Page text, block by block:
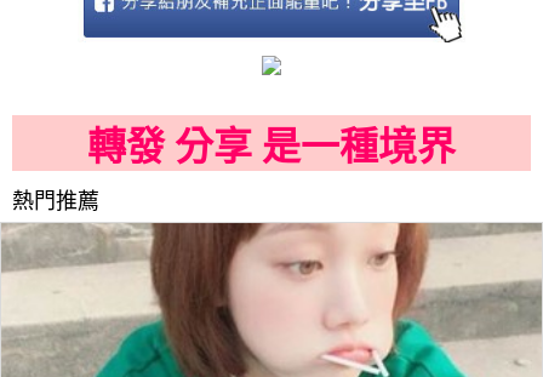
轉發 分享 是一種境界
熱門推薦